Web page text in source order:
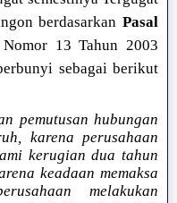
berdasarkan Pasal
13 Tahun 2003
sebagai berikut
pemutusan hubungan
karena perusahaan
kerugian dua tahun
keadaan memaksa
melakukan